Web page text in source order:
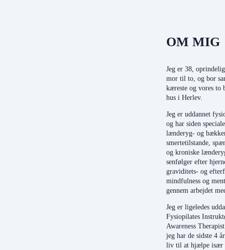
OM MIG
Jeg er 38,
mor til to, og bor
kæreste og vores to
hus i Herlev.
Jeg er uddannet
og har siden
lænderyg- og
smertetilstande,
og kroniske
senfølger efter
graviditets- og
mindfulness og
gennem arbejdet
Jeg er ligeledes
Fysiopilates
Awareness
jeg har de sidste 4
liv til at hjælpe især